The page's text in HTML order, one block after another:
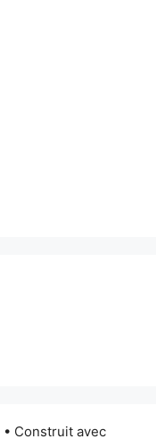
• Construit avec